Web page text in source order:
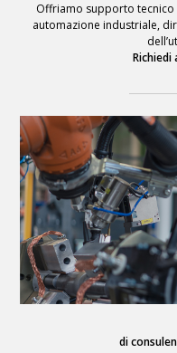
Offriamo supporto tecnico
automazione industriale,
Richiedi
di